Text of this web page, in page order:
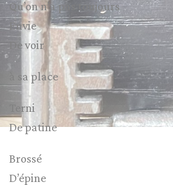
Qu’on n’a pas toujours
Envie
De voir
à sa place
Terni
De patine
Brossé
D’épine